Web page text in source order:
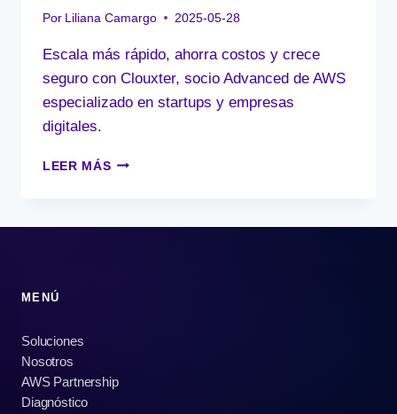
Por Liliana Camargo 2025-05-28
Escala más rápido, ahorra costos y crece
seguro con Clouxter, socio Advanced de AWS
especializado en startups y empresas
digitales.
LEER MÁS IA
MENÚ
Soluciones
Nosotros
AWS Partnership
Diagnóstico